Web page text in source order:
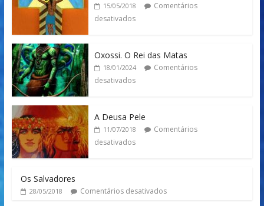
15/05/2018
Comentários
desativados
Oxossi. O Rei das Matas
18/01/2024
Comentários
desativados
A Deusa Pele
11/07/2018
Comentários
desativados
Os Salvadores
28/05/2018 Comentários desativados